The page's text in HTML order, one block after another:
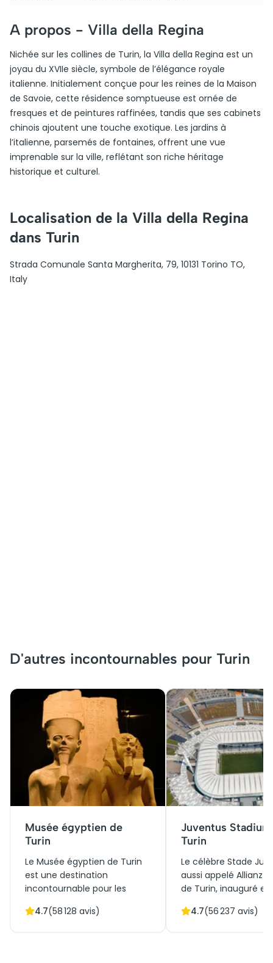
A propos - Villa della Regina
Nichée sur les collines de Turin, la Villa della Regina est un
joyau du XVIIe siècle, symbole de l’élégance royale
italienne. Initialement conçue pour les reines de la Maison
de Savoie, cette résidence somptueuse est ornée de
fresques et de peintures raffinées, tandis que ses cabinets
chinois ajoutent une touche exotique. Les jardins à
l’italienne, parsemés de fontaines, offrent une vue
imprenable sur la ville, reflétant son riche héritage
historique et culturel.
Localisation de la Villa della Regina
dans Turin
Strada Comunale Santa Margherita, 79, 10131 Torino TO,
Italy
D'autres incontournables pour Turin
Musée égyptien de
Turin
Le Musée égyptien de Turin
est une destination
incontournable pour les
culture. Abritant la deuxième
4.7(58 128 avis)
Juventus
Turin
Le célèbre Stade
aussi appelé Allianz
de Turin, inauguré en
l'histoire et de la
4.7(56 237 avis)